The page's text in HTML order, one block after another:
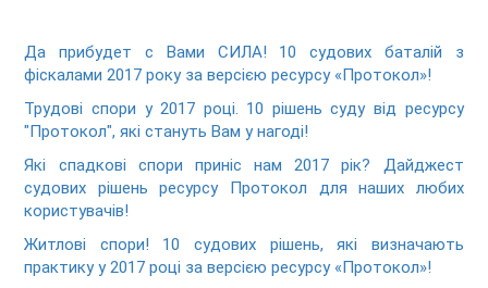
Да прибудет с Вами СИЛА! 10 судових баталій з
фіскалами 2017 року за версією ресурсу «Протокол»!
Трудові спори у 2017 році. 10 рішень суду від ресурсу
"Протокол", які стануть Вам у нагоді!
Які спадкові спори приніс нам 2017 рік? Дайджест
судових рішень ресурсу Протокол для наших любих
користувачів!
Житлові спори! 10 судових рішень, які визначають
практику у 2017 році за версією ресурсу «Протокол»!